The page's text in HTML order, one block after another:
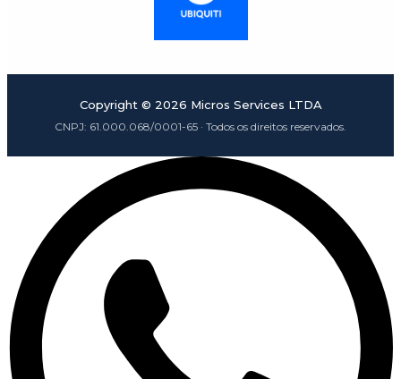
Copyright © 2026 Micros Services LTDA
CNPJ: 61.000.068/0001-65 · Todos os direitos reservados.